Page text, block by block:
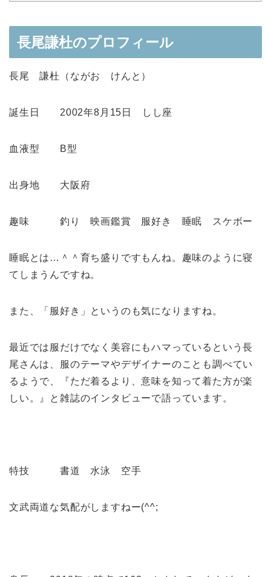
長尾謙杜のプロフィール
長尾 謙杜（ながお けんと）
誕生日 2002年8月15日 しし座
血液型 B型
出身地 大阪府
趣味 釣り 映画鑑賞 服好き 睡眠 スケボー
睡眠とは…＾＾育ち盛りですもんね。趣味のように寝
てしまうんですね。
また、「服好き」というのも気になりますね。
最近では服だけでなく美容にもハマっているという長
尾さんは、服のテーマやデザイナーのことも調べてい
るようで、『ただ着るより、意味を知って着た方が楽
しい。』と雑誌のインタビューで語っています。
特技 書道 水泳 空手
文武両道な気配がしますねー(^^;